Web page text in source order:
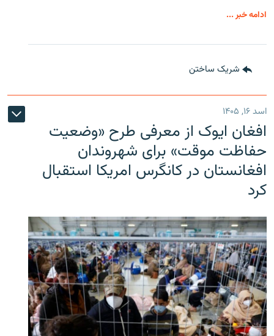
ادامه خبر ...
شریک ساختن
اسد ۱۶, ۱۴۰۵
افغان ایوک از معرفی طرح «وضعیت
حفاظت موقت» برای شهروندان
افغانستان در کانگرس امریکا استقبال
کرد